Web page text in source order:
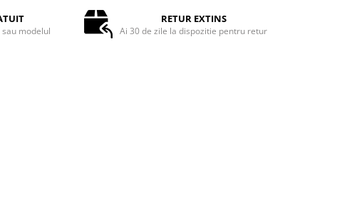
modelul
RETUR EXTINS
Ai 30 de zile la dispozitie pentru retur